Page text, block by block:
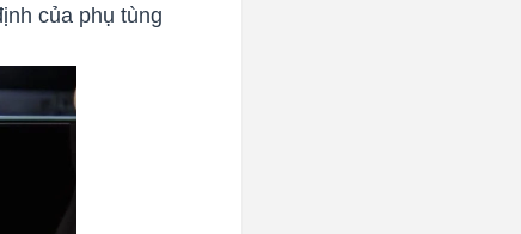
của phụ tùng